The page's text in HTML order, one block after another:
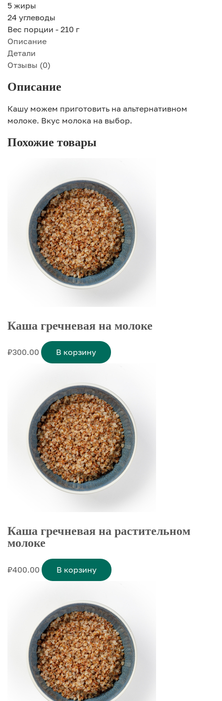
5 жиры
24 углеводы
Вес порции - 210 г
Описание
Детали
Отзывы (0)
Описание
Кашу можем приготовить на альтернативном
молоке. Вкус молока на выбор.
Похожие товары
Каша гречневая на молоке
₽300.00 В корзину
Каша гречневая на растительном
молоке
₽400.00 В корзину